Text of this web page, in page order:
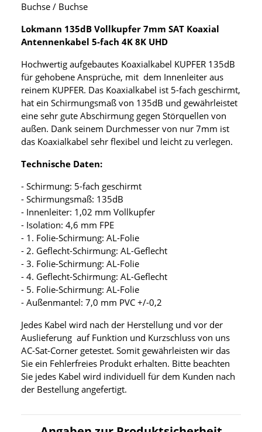
Buchse / Buchse
Lokmann 135dB Vollkupfer 7mm SAT Koaxial
Antennenkabel 5-fach 4K 8K UHD
Hochwertig aufgebautes Koaxialkabel KUPFER 135dB
für gehobene Ansprüche, mit dem Innenleiter aus
reinem KUPFER. Das Koaxialkabel ist 5-fach geschirmt,
hat ein Schirmungsmaß von 135dB und gewährleistet
eine sehr gute Abschirmung gegen Störquellen von
außen. Dank seinem Durchmesser von nur 7mm ist
das Koaxialkabel sehr flexibel und leicht zu verlegen.
Technische Daten:
- Schirmung: 5-fach geschirmt
- Schirmungsmaß: 135dB
- Innenleiter: 1,02 mm Vollkupfer
- Isolation: 4,6 mm FPE
- 1. Folie-Schirmung: AL-Folie
- 2. Geflecht-Schirmung: AL-Geflecht
- 3. Folie-Schirmung: AL-Folie
- 4. Geflecht-Schirmung: AL-Geflecht
- 5. Folie-Schirmung: AL-Folie
- Außenmantel: 7,0 mm PVC +/-0,2
Jedes Kabel wird nach der Herstellung und vor der
Auslieferung auf Funktion und Kurzschluss von uns
AC-Sat-Corner getestet. Somit gewährleisten wir das
Sie ein Fehlerfreies Produkt erhalten. Bitte beachten
Sie jedes Kabel wird individuell für dem Kunden nach
der Bestellung angefertigt.